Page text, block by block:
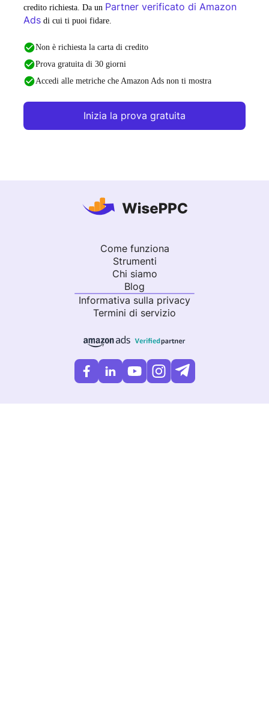
credito richiesta. Da un Partner verificato di Amazon
Ads di cui ti puoi fidare.
Non è richiesta la carta di credito
Prova gratuita di 30 giorni
Accedi alle metriche che Amazon Ads non ti mostra
Inizia la prova gratuita
Come funziona
Strumenti
Chi siamo
Blog
Informativa sulla privacy
Termini di servizio